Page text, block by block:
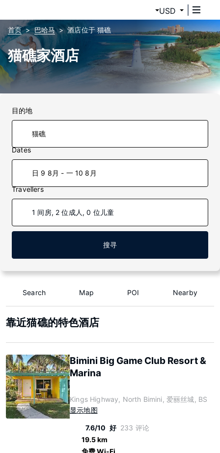
USD
首页 巴哈马 酒店位于 猫礁
猫礁家酒店
目的地
Dates
日 9 8月 - 一 10 8月
Travellers
1 间房, 2 位成人, 0 位儿童
搜寻
Search Map POI Nearby
靠近猫礁的特色酒店
Bimini Big Game Club Resort &
Marina
Kings Highway, North Bimini, 爱丽丝城, BS
显示地图
7.6/10 好 233 评论
19.5 km
免费 Wi-Fi